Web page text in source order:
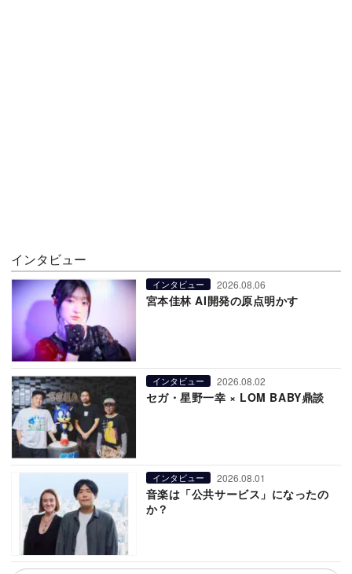
インタビュー
インタビュー 2026.08.06
宮本佳林 AI開発の原点明かす
インタビュー 2026.08.02
セガ・星野一幸 × LOM BABY鼎談
インタビュー 2026.08.01
音楽は「公共サービス」になったの
か？